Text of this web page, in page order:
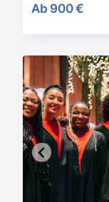
Ab 900 €